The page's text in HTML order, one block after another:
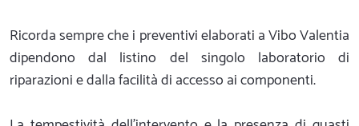
Ricorda sempre che i preventivi elaborati a Vibo Valentia
dipendono dal listino del singolo laboratorio di
riparazioni e dalla facilità di accesso ai componenti.